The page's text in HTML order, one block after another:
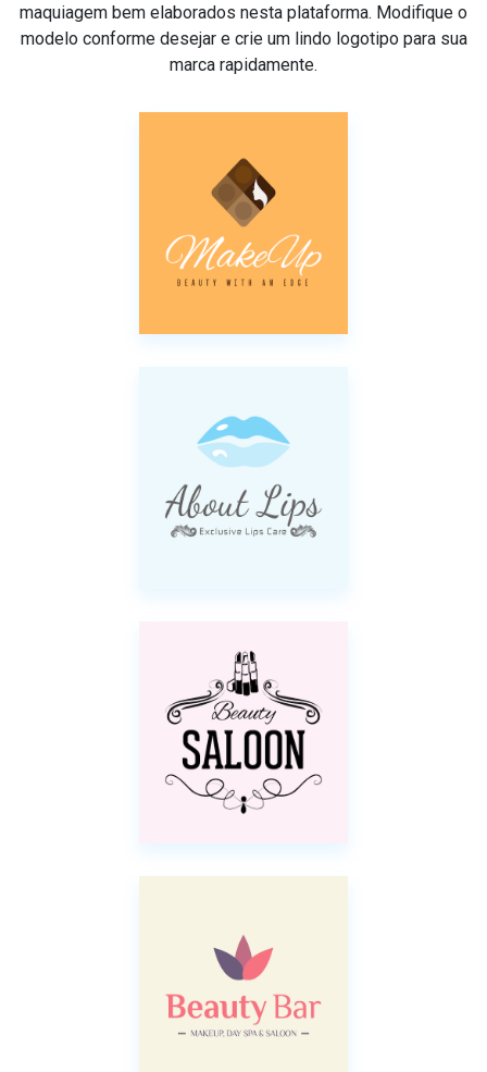
maquiagem bem elaborados nesta plataforma. Modifique o
modelo conforme desejar e crie um lindo logotipo para sua
marca rapidamente.